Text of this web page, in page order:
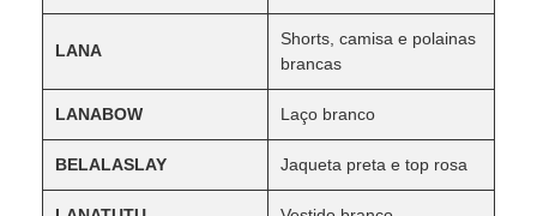
LANA
Shorts, camisa e polainas
brancas
LANABOW Laço branco
BELALASLAY Jaqueta preta e top rosa